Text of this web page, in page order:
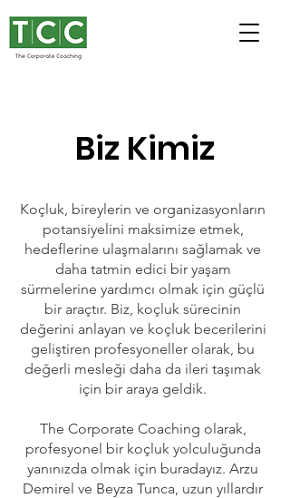
Biz Kimiz
Koçluk, bireylerin ve organizasyonların
potansiyelini maksimize etmek,
hedeflerine ulaşmalarını sağlamak ve
daha tatmin edici bir yaşam
sürmelerine yardımcı olmak için güçlü
bir araçtır. Biz, koçluk sürecinin
değerini anlayan ve koçluk becerilerini
geliştiren profesyoneller olarak, bu
değerli mesleği daha da ileri taşımak
için bir araya geldik.
The Corporate Coaching olarak,
profesyonel bir koçluk yolculuğunda
yanınızda olmak için buradayız. Arzu
Demirel ve Beyza Tunca, uzun yıllardır